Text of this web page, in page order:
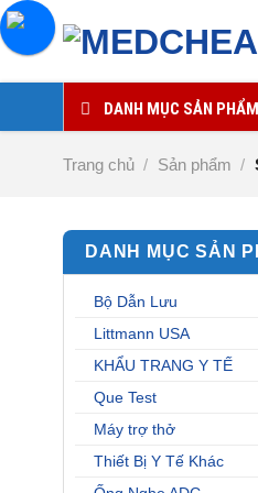
Chuyển
đến
DANH MỤC SẢN PHẨM
Trang chủ / Sản phẩm /
DANH MỤC SẢN
Bộ Dẫn Lưu
Littmann USA
KHẨU TRANG Y TẾ
Que Test
Máy trợ thở
Thiết Bị Y Tế Khác